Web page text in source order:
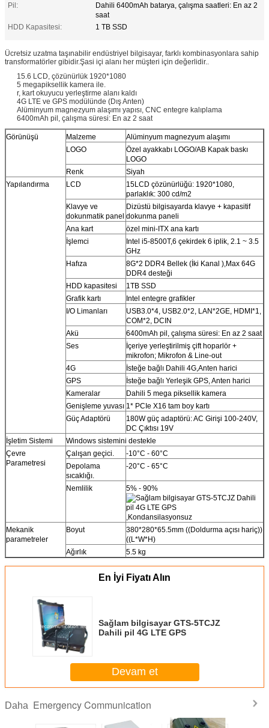
Pil:
Dahili 6400mAh batarya, çalışma saatleri: En az 2
saat
HDD Kapasitesi:
1 TB SSD
Ücretsiz uzatma taşınabilir endüstriyel bilgisayar, farklı kombinasyonlara sahip
transformatörler gibidir.Şasi içi alanı her müşteri için değerlidir..
15.6 LCD, çözünürlük 1920*1080
5 megapiksellik kamera ile.
r, kart okuyucu yerleştirme alanı kaldı
4G LTE ve GPS modülünde (Dış Anten)
Alüminyum magnezyum alaşımı yapısı, CNC entegre kalıplama
6400mAh pil, çalışma süresi: En az 2 saat
Görünüşü Malzeme
Alüminyum magnezyum alaşımı
LOGO
Özel ayakkabı LOGO/AB Kapak baskı
LOGO
Renk
Siyah
Yapılandırma
LCD
15LCD çözünürlüğü: 1920*1080,
parlaklık: 300 cd/m2
Klavye ve
dokunmatik panel
Dizüstü bilgisayarda klavye + kapasitif
dokunma paneli
Ana kart
özel mini-ITX ana kartı
İşlemci
Intel i5-8500T,6 çekirdek 6 iplik, 2.1 ~ 3.5
GHz
Hafıza
8G*2 DDR4 Bellek (İki Kanal ),Max 64G
DDR4 desteği
HDD kapasitesi
1TB SSD
Grafik kartı
Intel entegre grafikler
I/O Limanları
USB3.0*4, USB2.0*2, LAN*2GE, HDMI*1,
COM*2, DCIN
Akü
6400mAh pil, çalışma süresi: En az 2 saat
Ses
İçeriye yerleştirilmiş çift hoparlör +
mikrofon; Mikrofon & Line-out
4G
İsteğe bağlı Dahili 4G,Anten harici
GPS
İsteğe bağlı Yerleşik GPS, Anten harici
Kameralar
Dahili 5 mega piksellik kamera
Genişleme yuvası 1* PCIe X16 tam boy kartı
Güç Adaptörü
180W güç adaptörü: AC Girişi 100-240V,
DC Çıktısı 19V
İşletim Sistemi
Windows sistemini destekle
Çevre
Parametresi
Çalışan geçici.
-10°C - 60°C
Depolama
sıcaklığı.
-20°C - 65°C
Nemlilik 5% - 90%
,Kondansilasyonsuz
Mekanik
parametreler
Boyut
380*280*65.5mm ((Doldurma açısı hariç))
((L*W*H)
Ağırlık
5.5 kg
En İyi Fiyatı Alın
Sağlam bilgisayar GTS-5TCJZ
Dahili pil 4G LTE GPS
Devam et
Daha Emergency Communication